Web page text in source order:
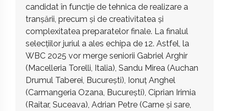
candidat în funcție de tehnica de realizare a
tranșării, precum și de creativitatea și
complexitatea preparatelor finale. La finalul
selecțiilor juriul a ales echipa de 12. Astfel, la
WBC 2025 vor merge seniorii Gabriel Arghir
(Macelleria Torelli, Italia), Sandu Mirea (Auchan
Drumul Taberei, București), Ionuț Anghel
(Carmangeria Ozana, București), Ciprian Irimia
(Raitar, Suceava), Adrian Petre (Carne și sare,